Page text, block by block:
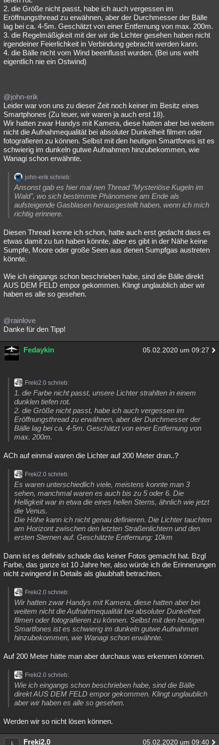
2. die Größe nicht passt, habe ich auch vergessen im
Eröffnungsthread zu erwähnen, aber der Durchmesser der Bälle
lag bei ca. 4-5m. Geschätzt von einer Entfernung von max. 200m.
3. die Regelmäßigkeit mit der wir die Lichter gesehen haben nicht
irgendeiner Feierlichkeit in Verbindung gebracht werden kann.
4. die Bälle nicht vom Wind beeinflusst wurden. (Bei uns weht
eigentlich nie ein Ostwind)
@john-erik
Leider war von uns zu dieser Zeit noch keiner im Besitz eines
Smartphones (Zu teuer, wir waren ja auch erst 18).
Wir hatten zwar Handys mit Kamera, diese hatten aber bei weitem
nicht die Aufnahmequalität bei absoluter Dunkelheit filmen oder
fotografieren zu können. Selbst mit den heutigen Smartfones ist es
schwierig im dunkeln gutwe Aufnahmen hinzubekommen, wie
Wanagi schon erwähnte.
john-erik schrieb:
Ansonst gab es hier mal nen Thread "Mysteriöse Kugeln im
Wald", wo sich bestimmte Phänomene am Ende als
aufsteigende Gasblasen herausgestellt haben, wenn ich mich
richtig erinnere.
Diesen Thread kenne ich schon, hatte auch erst gedacht dass es
etwas damit zu tun haben könnte, aber es gibt in der Nähe keine
Sumpfe, Moore oder große Seen aus denen Sumpfgas austreten
könnte.
Wie ich eingangs schon beschrieben habe, sind die Bälle direkt
AUS DEM FELD empor gekommen. Klingt unglaublich aber wir
haben es alle so gesehen.
@rainlove
Danke für den Tipp!
Fedaykin 05.02.2020 um 09:27
Freki2.0 schrieb:
1. die Farbe nicht passt, unsere Lichter strahlten in einem
dunklen tiefen rot.
2. die Größe nicht passt, habe ich auch vergessen im
Eröffnungsthread zu erwähnen, aber der Durchmesser der
Bälle lag bei ca. 4-5m. Geschätzt von einer Entfernung von
max. 200m.
ACh auf einmal waren die Lichter auf 200 Meter dran..?
Freki2.0 schrieb:
Es waren unterschiedlich viele, meistens konnte man 3
sehen, manchmal waren es auch bis zu 5 oder 6. Die
Helligkeit war in etwa die eines hellen Sterns, ähnlich wie jetzt
die Venus.
Die Höhe kann ich nicht genau definieren. Die Lichter tauchten
am Horizont zwischen den letzten Straßenlichtern und den
ersten Sternen auf. Geschätzte Entfernung: 10km
Dann ist es definitiv schade das keiner Fotos gemacht hat. Bzgl
Farbe, das ganze ist 10 Jahre her, also würde ich die Erinnerungen
nicht zwingend in Details als glaubhaft betrachten.
Freki2.0 schrieb:
Wir hatten zwar Handys mit Kamera, diese hatten aber bei
weitem nicht die Aufnahmequalität bei absoluter Dunkelheit
filmen oder fotografieren zu können. Selbst mit den heutigen
Smartfones ist es schwierig im dunkeln gutwe Aufnahmen
hinzubekommen, wie Wanagi schon erwähnte.
Auf 200 Meter hätte man aber durchaus was erkennen können.
Freki2.0 schrieb:
Wie ich eingangs schon beschrieben habe, sind die Bälle
direkt AUS DEM FELD empor gekommen. Klingt unglaublich
aber wir haben es alle so gesehen.
Werden wir so nicht lösen können.
Freki2.0 05.02.2020 um 09:40